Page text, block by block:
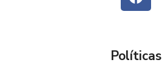
Políticas